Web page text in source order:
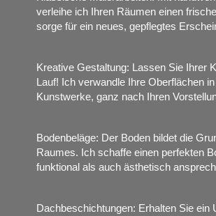
verleihe ich Ihren Räumen einen
sorge für ein neues, gepflegtes
Kreative Gestaltung: Lassen Sie Ihrer
Lauf! Ich verwandle Ihre Oberflächen
Kunstwerke, ganz nach Ihren
Bodenbeläge: Der Boden bildet die
Raumes. Ich schaffe einen perfekten
funktional als auch ästhetisch
Dachbeschichtungen: Erhalten Sie ein